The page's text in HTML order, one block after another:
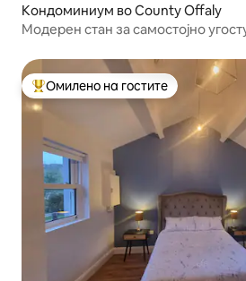
Кондоминиум во County Offaly
Модерен стан за самостојно
Меѓу најуспешните „Омилени на
Омилено на гостите